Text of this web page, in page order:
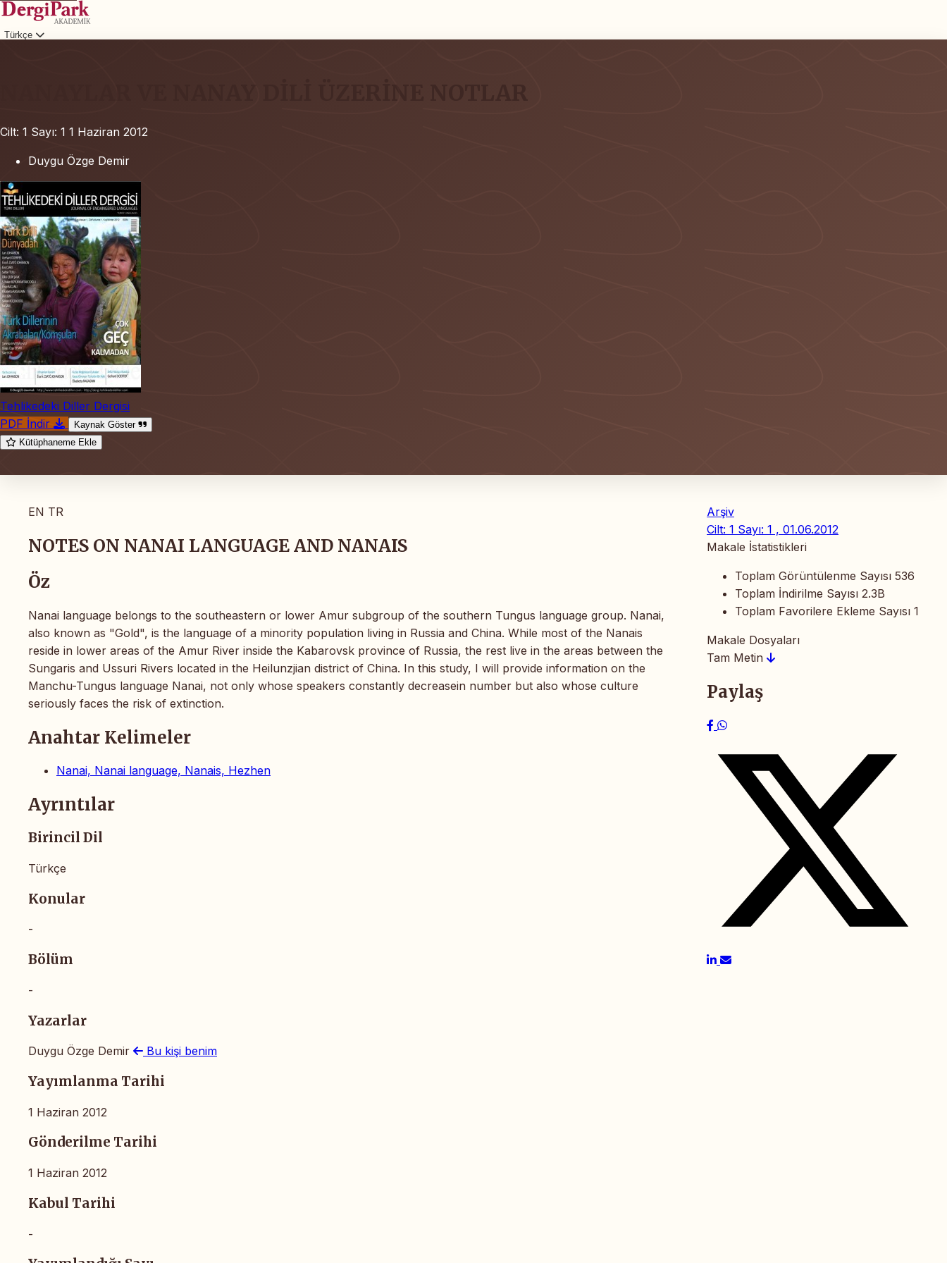
Türkçe
NANAYLAR VE NANAY DİLİ ÜZERİNE NOTLAR
Cilt: 1 Sayı: 1 1 Haziran 2012
Duygu Özge Demir
Tehlikedeki Diller Dergisi
PDF İndir
Kaynak Göster
Kütüphaneme Ekle
EN TR
NOTES ON NANAI LANGUAGE AND NANAIS
Öz
Nanai language belongs to the southeastern or lower Amur subgroup of the southern Tungus language group. Nanai,
also known as "Gold", is the language of a minority population living in Russia and China. While most of the Nanais
reside in lower areas of the Amur River inside the Kabarovsk province of Russia, the rest live in the areas between the
Sungaris and Ussuri Rivers located in the Heilunzjian district of China. In this study, I will provide information on the
Manchu-Tungus language Nanai, not only whose speakers constantly decreasein number but also whose culture
seriously faces the risk of extinction.
Anahtar Kelimeler
Nanai, Nanai language, Nanais, Hezhen
Ayrıntılar
Birincil Dil
Türkçe
Konular
-
Bölüm
-
Yazarlar
Duygu Özge Demir Bu kişi benim
Yayımlanma Tarihi
1 Haziran 2012
Gönderilme Tarihi
1 Haziran 2012
Kabul Tarihi
-
Arşiv
Cilt: 1 Sayı: 1 , 01.06.2012
Makale İstatistikleri
Toplam Görüntülenme Sayısı 536
Toplam İndirilme Sayısı 2.3B
Toplam Favorilere Ekleme Sayısı 1
Makale Dosyaları
Tam Metin
Paylaş